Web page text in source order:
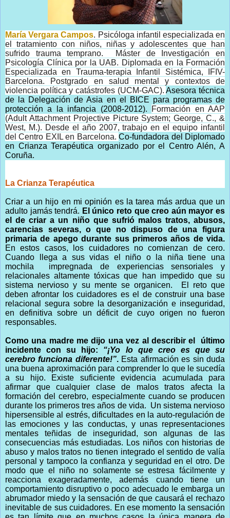
María Vergara Campos. Psicóloga infantil especializada en
el tratamiento con niños, niñas y adolescentes que han
sufrido trauma temprano. Máster de Investigación en
Psicología Clínica por la UAB. Diplomada en la Formación
Especializada en Trauma-terapia Infantil Sistémica, IFIV-
Barcelona. Postgrado en salud mental y contextos de
violencia política y catástrofes (UCM-GAC).Asesora técnica
de la Delegación de Asia en el BICE para programas de
protección a la infancia (2008-2012).
Formación en AAP
(Adult Attachment Projective Picture System; George, C., &
West, M.). Desde el año 2007, trabajo en el equipo infantil
del Centro EXIL en Barcelona.Co-fundadora del Diplomado
en Crianza Terapéutica organizado por el Centro Alén, A
Coruña.
La Crianza Terapéutica
Criar a un hijo en mi opinión es la tarea más ardua que un
adulto jamás tendrá. El único reto que creo aún mayor es
el de criar a un niño que sufrió malos tratos, abusos,
carencias severas, o que no dispuso de una figura
primaria de apego durante sus primeros años de vida.
En estos casos, los cuidadores no comienzan de cero.
Cuando llega a sus vidas el niño o la niña tiene una
mochila impregnada de experiencias sensoriales y
relacionales altamente tóxicas que han impedido que su
sistema nervioso y su mente se organicen. El reto que
deben afrontar los cuidadores es el de construir una base
relacional segura sobre la desorganización e inseguridad,
en definitiva sobre un déficit de cuyo origen no fueron
responsables.
Como una madre me dijo una vez al describir el último
incidente con su hijo: “¡Yo lo que creo es que su
cerebro funciona diferente!”.Esta afirmación es sin duda
una buena aproximación para comprender lo que le sucedía
a su hijo. Existe suficiente evidencia acumulada para
afirmar que cualquier clase de malos tratos afecta la
formación del cerebro, especialmente cuando se producen
durante los primeros tres años de vida. Un sistema nervioso
hipersensible al estrés, dificultades en la auto-regulación de
las emociones y las conductas, y unas representaciones
mentales teñidas de inseguridad, son algunas de las
consecuencias más estudiadas. Los niños con historias de
abuso y malos tratos no tienen integrado el sentido de valía
personal y tampoco la confianza y seguridad en el otro. De
modo que el niño no solamente se estresa fácilmente y
reacciona exageradamente, además cuando tiene un
comportamiento disruptivo o poco adecuado le embarga un
abrumador miedo y la sensación de que causará el rechazo
inevitable de sus cuidadores. En ese momento la sensación